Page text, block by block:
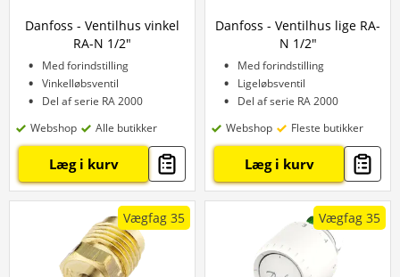
Danfoss - Ventilhus vinkel
RA-N 1/2"
Med forindstilling
Vinkelløbsventil
Del af serie RA 2000
Webshop
Alle butikker
Læg i kurv
Danfoss - Ventilhus lige RA-
N 1/2"
Med forindstilling
Ligeløbsventil
Del af serie RA 2000
Webshop
Fleste butikker
Læg i kurv
Vægfag 35 Vægfag 35